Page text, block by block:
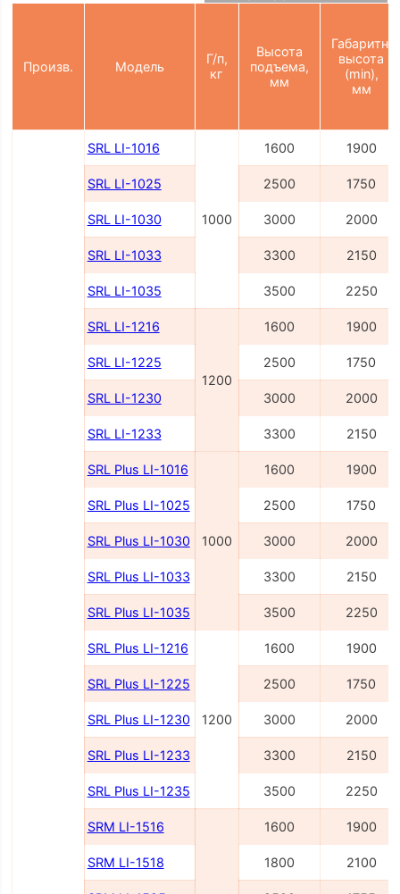
Произв. Модель
Г/п,
кг
Высота
подъема,
мм
Габаритн.
высота
(min),
мм
SRL LI-1016
1000
1600 1900
SRL LI-1025 2500 1750
SRL LI-1030 3000 2000
SRL LI-1033 3300 2150
SRL LI-1035 3500 2250
SRL LI-1216
1200
1600 1900
SRL LI-1225 2500 1750
SRL LI-1230 3000 2000
SRL LI-1233 3300 2150
SRL Plus LI-1016
1000
1600 1900
SRL Plus LI-1025 2500 1750
SRL Plus LI-1030 3000 2000
SRL Plus LI-1033 3300 2150
SRL Plus LI-1035 3500 2250
SRL Plus LI-1216
1200
1600 1900
SRL Plus LI-1225 2500 1750
SRL Plus LI-1230 3000 2000
SRL Plus LI-1233 3300 2150
SRL Plus LI-1235 3500 2250
SRM LI-1516 1600 1900
SRM LI-1518 1800 2100